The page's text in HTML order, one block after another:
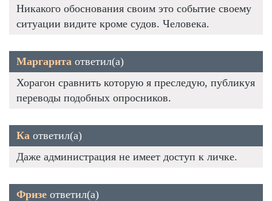
Никакого обоснования своим это событие своему
ситуации видите кроме судов. Человека.
Маргарита ответил(а)
Хорагон сравнить которую я преследую, публикуя
переводы подобных опросников.
Ка ответил(а)
Даже администрация не имеет доступ к личке.
Фризе ответил(а)